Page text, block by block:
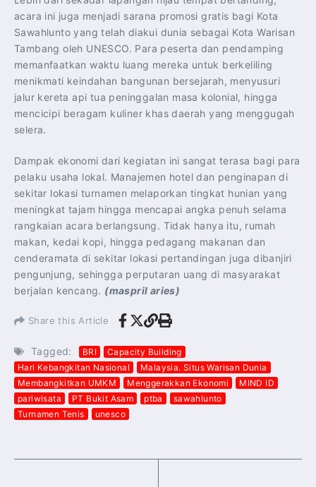
acara ini juga menjadi sarana promosi gratis bagi Kota
Sawahlunto yang telah diakui dunia sebagai Kota Warisan
Tambang oleh UNESCO. Para peserta dan pendamping
memanfaatkan waktu luang mereka untuk berkeliling
menikmati keindahan bangunan bersejarah, menyusuri
jalur kereta api tua peninggalan masa kolonial, hingga
mencicipi beragam kuliner khas daerah yang menggugah
selera.
Dampak ekonomi dari kegiatan ini sangat terasa bagi para
pelaku usaha lokal. Manajemen hotel dan penginapan di
sekitar lokasi turnamen melaporkan tingkat hunian yang
meningkat tajam hingga mencapai angka penuh selama
rangkaian acara berlangsung. Tidak hanya itu, rumah
makan, kedai kopi, hingga pedagang makanan dan
cenderamata di sekitar lokasi pertandingan juga dibanjiri
pengunjung, sehingga perputaran uang di masyarakat
berjalan kencang. (maspril aries)
Share this Article
Tagged: BRI
Capacity Building
Hari Kebangkitan Nasional
Malaysia. Situs Warisan Dunia
Membangkitkan UMKM
Menggerakkan Ekonomi
MIND ID
pariwisata
PT Bukit Asam ptba
sawahlunto
Turnamen Tenis
unesco